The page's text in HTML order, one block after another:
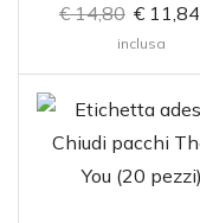
€14,80 €11,84
inclusa